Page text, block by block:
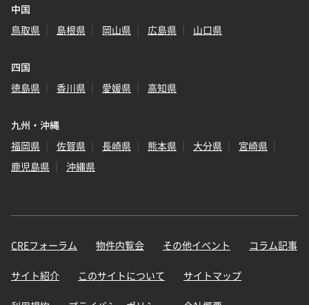
中国
鳥取県
島根県 岡山県 広島県 山口県
四国
徳島県
香川県 愛媛県 高知県
九州・沖縄
福岡県
佐賀県 長崎県 熊本県 大分県
宮崎県
鹿児島県
沖縄県
CREフォーラム 物件内覧会 その他イベント コラム記事
サイト紹介 このサイトについて サイトマップ